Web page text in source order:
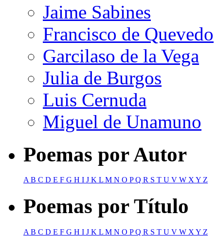
Jaime Sabines
Francisco de Quevedo
Garcilaso de la Vega
Julia de Burgos
Luis Cernuda
Miguel de Unamuno
Poemas por Autor
AB C D E F G H I J K L M N O PQ R S T U V W XY Z
Poemas por Título
A B C D E F G H I J K L M N O PQ R S T U V W X Y Z